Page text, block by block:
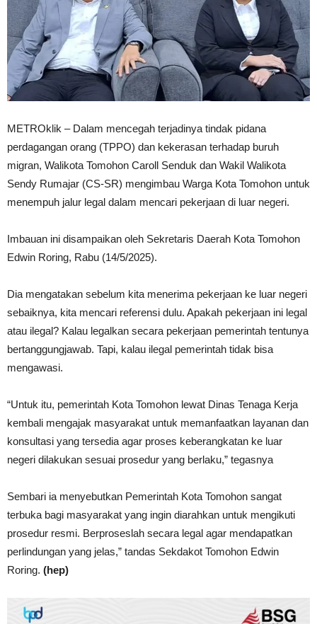
METROklik – Dalam mencegah terjadinya tindak pidana
perdagangan orang (TPPO) dan kekerasan terhadap buruh
migran, Walikota Tomohon Caroll Senduk dan Wakil Walikota
Sendy Rumajar (CS-SR) mengimbau Warga Kota Tomohon untuk
menempuh jalur legal dalam mencari pekerjaan di luar negeri.
Imbauan ini disampaikan oleh Sekretaris Daerah Kota Tomohon
Edwin Roring, Rabu (14/5/2025).
Dia mengatakan sebelum kita menerima pekerjaan ke luar negeri
sebaiknya, kita mencari referensi dulu. Apakah pekerjaan ini legal
atau ilegal? Kalau legalkan secara pekerjaan pemerintah tentunya
bertanggungjawab. Tapi, kalau ilegal pemerintah tidak bisa
mengawasi.
“Untuk itu, pemerintah Kota Tomohon lewat Dinas Tenaga Kerja
kembali mengajak masyarakat untuk memanfaatkan layanan dan
konsultasi yang tersedia agar proses keberangkatan ke luar
negeri dilakukan sesuai prosedur yang berlaku,” tegasnya
Sembari ia menyebutkan Pemerintah Kota Tomohon sangat
terbuka bagi masyarakat yang ingin diarahkan untuk mengikuti
prosedur resmi. Berproseslah secara legal agar mendapatkan
perlindungan yang jelas,” tandas Sekdakot Tomohon Edwin
Roring. (hep)